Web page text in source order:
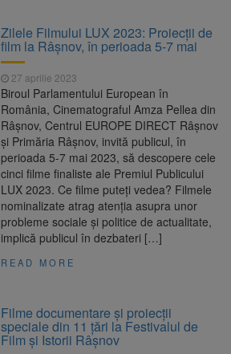
Zilele Filmului LUX 2023: Proiecții de
film la Râșnov, în perioada 5-7 mai
27 aprilie 2023
Biroul Parlamentului European în
România, Cinematograful Amza Pellea din
Râșnov, Centrul EUROPE DIRECT Râșnov
și Primăria Râșnov, invită publicul, în
perioada 5-7 mai 2023, să descopere cele
cinci filme finaliste ale Premiul Publicului
LUX 2023. Ce filme puteți vedea? Filmele
nominalizate atrag atenția asupra unor
probleme sociale și politice de actualitate,
implică publicul în dezbateri […]
READ MORE
Filme documentare şi proiecţii
speciale din 11 ţări la Festivalul de
Film şi Istorii Râşnov